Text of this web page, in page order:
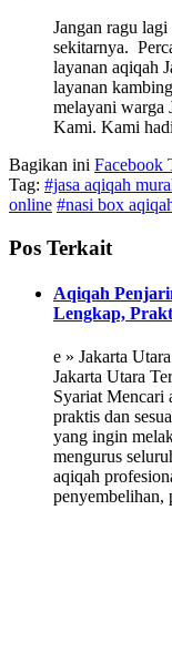
Jangan ragu
sekitarnya.
layanan aqiqah
layanan
melayani warga
Kami. Kami
Bagikan ini Facebook
Tag: #jasa aqiqah
online #nasi box
Pos Terkait
Aqiqah
Lengkap,
e » Jakarta
Jakarta Utara
Syariat Mencari
praktis dan
yang ingin
mengurus
aqiqah